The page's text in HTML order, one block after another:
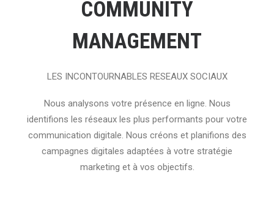
COMMUNITY
MANAGEMENT
LES INCONTOURNABLES RESEAUX SOCIAUX
Nous analysons votre présence en ligne. Nous
identifions les réseaux les plus performants pour votre
communication digitale. Nous créons et planifions des
campagnes digitales adaptées à votre stratégie
marketing et à vos objectifs.